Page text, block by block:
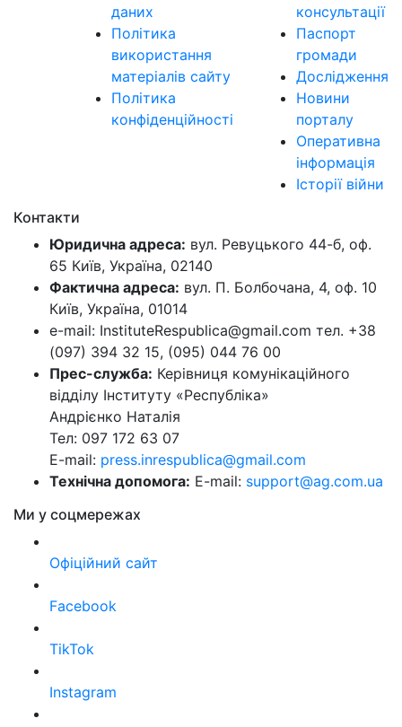
даних
Політика
використання
матеріалів сайту
Політика
конфіденційності
консультації
Паспорт
громади
Дослідження
Новини
порталу
Оперативна
інформація
Історії війни
Контакти
Юридична адреса: вул. Ревуцького 44-б, оф.
65 Київ, Україна, 02140
Фактична адреса: вул. П. Болбочана, 4, оф. 10
Київ, Україна, 01014
e-mail: InstituteRespublica@gmail.com тел. +38
(097) 394 32 15, (095) 044 76 00
Прес-служба: Керівниця комунікаційного
відділу Інституту «Республіка»
Андрієнко Наталія
Тел: 097 172 63 07
E-mail: press.inrespublica@gmail.com
Технічна допомога: E-mail: support@ag.com.ua
Ми у соцмережах
Офіційний сайт
Facebook
TikTok
Instagram